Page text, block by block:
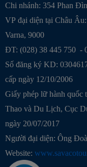
Chi nhánh: 354 Phan
VP đại diện tại Châu
Varna, 9000
ĐT: (028) 38 445 750 -
Số đăng ký KD:
cấp ngày 12/10/2006
Giấy phép lữ hành quốc
Thao và Du Lịch, Cục
ngày 20/07/2017
Người đại diện: Ông
Website: